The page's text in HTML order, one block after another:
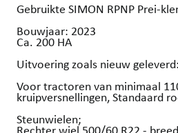
Gebruikte SIMON RPNP Prei-
Bouwjaar: 2023
Ca. 200 HA
Uitvoering zoals nieuw geleverd:
Voor tractoren van minimaal
kruipversnellingen, Standaard
Steunwielen;